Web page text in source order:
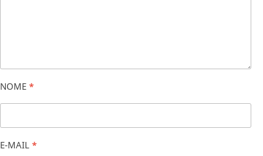
NOME *
E-MAIL *